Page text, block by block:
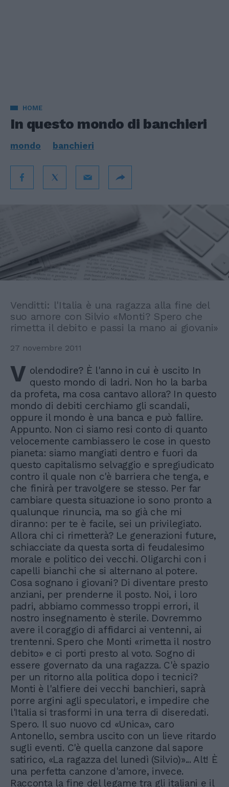
HOME
In questo mondo di banchieri
mondo banchieri
Venditti: l'Italia è una ragazza alla fine del
suo amore con Silvio «Monti? Spero che
rimetta il debito e passi la mano ai giovani»
27 novembre 2011
V olendodire? È l'anno in cui è uscito In
questo mondo di ladri. Non ho la barba
da profeta, ma cosa cantavo allora? In questo
mondo di debiti cerchiamo gli scandali,
oppure il mondo è una banca e può fallire.
Appunto. Non ci siamo resi conto di quanto
velocemente cambiassero le cose in questo
pianeta: siamo mangiati dentro e fuori da
questo capitalismo selvaggio e spregiudicato
contro il quale non c'è barriera che tenga, e
che finirà per travolgere se stesso. Per far
cambiare questa situazione io sono pronto a
qualunque rinuncia, ma so già che mi
diranno: per te è facile, sei un privilegiato.
Allora chi ci rimetterà? Le generazioni future,
schiacciate da questa sorta di feudalesimo
morale e politico dei vecchi. Oligarchi con i
capelli bianchi che si alternano al potere.
Cosa sognano i giovani? Di diventare presto
anziani, per prenderne il posto. Noi, i loro
padri, abbiamo commesso troppi errori, il
nostro insegnamento è sterile. Dovremmo
avere il coraggio di affidarci ai ventenni, ai
trentenni. Spero che Monti «rimetta il nostro
debito» e ci porti presto al voto. Sogno di
essere governato da una ragazza. C'è spazio
per un ritorno alla politica dopo i tecnici?
Monti è l'alfiere dei vecchi banchieri, saprà
porre argini agli speculatori, e impedire che
l'Italia si trasformi in una terra di diseredati.
Spero. Il suo nuovo cd «Unica», caro
Antonello, sembra uscito con un lieve ritardo
sugli eventi. C'è quella canzone dal sapore
satirico, «La ragazza del lunedì (Silvio)»... Alt! È
una perfetta canzone d'amore, invece.
Racconta la fine del legame tra gli italiani e il